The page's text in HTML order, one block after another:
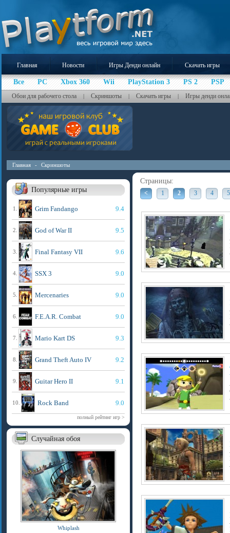
Главная Новости Игры Денди онлайн Скачать игры
Все PC Xbox 360 Wii PlayStation 3 PS 2 PSP
Обои для рабочего стола | Скриншоты | Скачать игры | Игры денди
Главная - Скриншоты
Популярные игры
1. Grim Fandango 9.4
2. God of War II 9.5
3. Final Fantasy VII 9.6
4. SSX 3 9.0
5. Mercenaries 9.0
6. F.E.A.R. Combat 9.0
7. Mario Kart DS 9.3
8. Grand Theft Auto IV 9.2
9. Guitar Hero II 9.1
10. Rock Band 9.0
полный рейтинг игр >
Случайная обоя
Whiplash
Страницы:
< 1 2 3 4 5